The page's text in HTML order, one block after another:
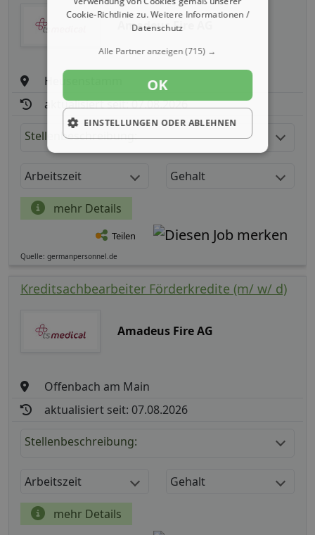
Amadeus Fire AG
Heusenstamm
aktualisiert seit: 07.08.2026
Stellenbeschreibung:
Arbeitszeit Gehalt
mehr Details
Teilen
Quelle: germanpersonnel.de
Kreditsachbearbeiter Förderkredite (m/ w/ d)
Amadeus Fire AG
Offenbach am Main
aktualisiert seit: 07.08.2026
Stellenbeschreibung:
Arbeitszeit Gehalt
mehr Details
Cookie-Richtlinie zu.Weitere Informationen /
Datenschutz
Alle Partner anzeigen(715) →
OK
EINSTELLUNGEN ODER ABLEHNEN